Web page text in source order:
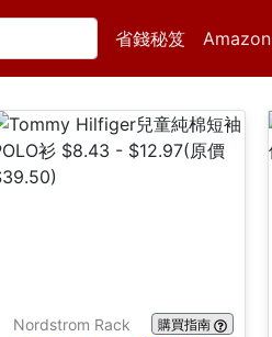
省錢秘笈 Amazon
Nordstrom Rack 購買指南